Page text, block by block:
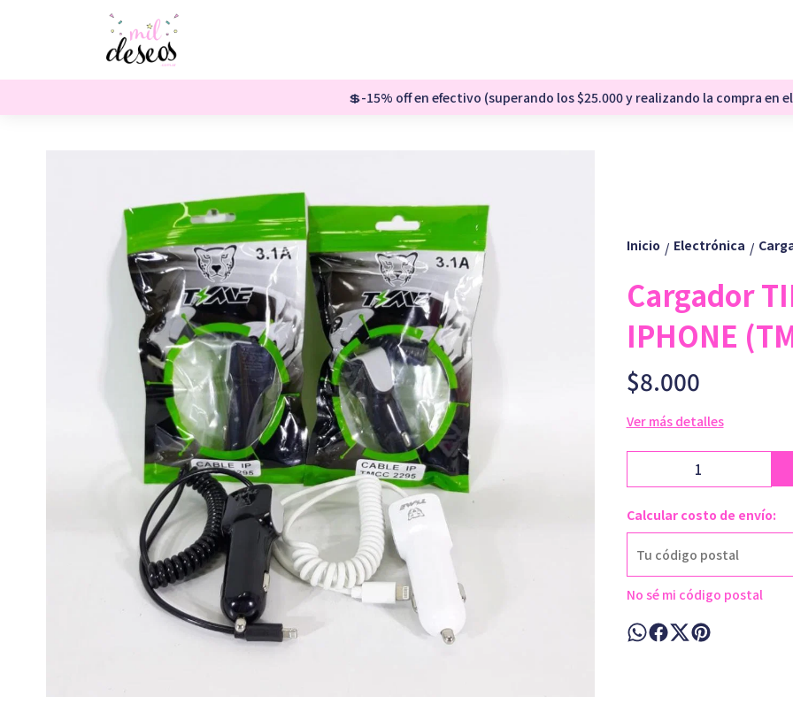
💲-15% off en efectivo (superando los $25.000 y realizando la compra en
Inicio / Electrónica /
Cargador
IPHONE
$8.000
Ver más detalles
Calcular costo de envío:
No sé mi código postal